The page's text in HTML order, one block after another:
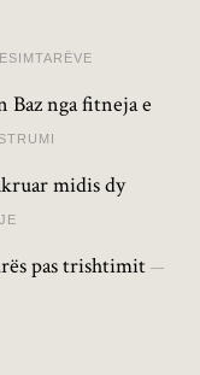
nga fitneja e
midis dy
pas trishtimit